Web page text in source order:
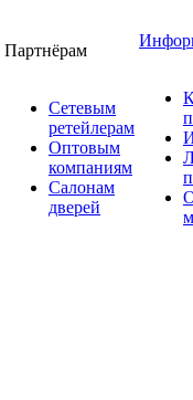
Партнёрам
Сетевым
ретейлерам
Оптовым
компаниям
Салонам
дверей